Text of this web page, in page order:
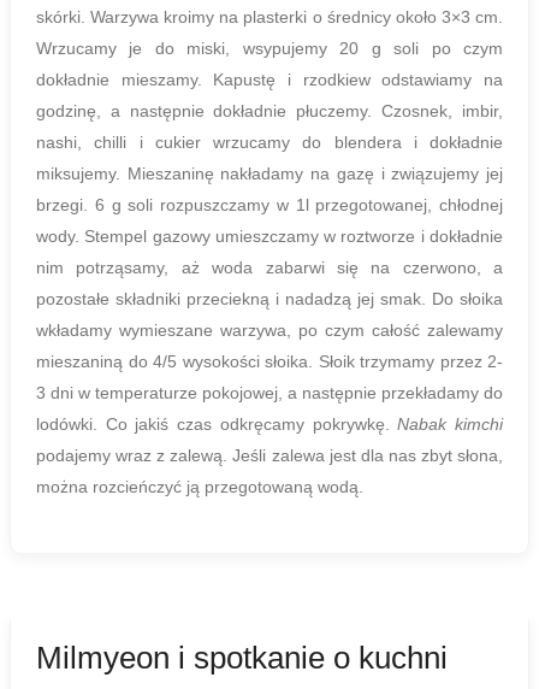
skórki. Warzywa kroimy na plasterki o średnicy około 3×3 cm.
Wrzucamy je do miski, wsypujemy 20 g soli po czym
dokładnie mieszamy. Kapustę i rzodkiew odstawiamy na
godzinę, a następnie dokładnie płuczemy. Czosnek, imbir,
nashi, chilli i cukier wrzucamy do blendera i dokładnie
miksujemy. Mieszaninę nakładamy na gazę i związujemy jej
brzegi. 6 g soli rozpuszczamy w 1l przegotowanej, chłodnej
wody. Stempel gazowy umieszczamy w roztworze i dokładnie
nim potrząsamy, aż woda zabarwi się na czerwono, a
pozostałe składniki przeciekną i nadadzą jej smak. Do słoika
wkładamy wymieszane warzywa, po czym całość zalewamy
mieszaniną do 4/5 wysokości słoika. Słoik trzymamy przez 2-
3 dni w temperaturze pokojowej, a następnie przekładamy do
lodówki. Co jakiś czas odkręcamy pokrywkę.Nabak kimchi
podajemy wraz z zalewą. Jeśli zalewa jest dla nas zbyt słona,
można rozcieńczyć ją przegotowaną wodą.
Milmyeon i spotkanie o kuchni